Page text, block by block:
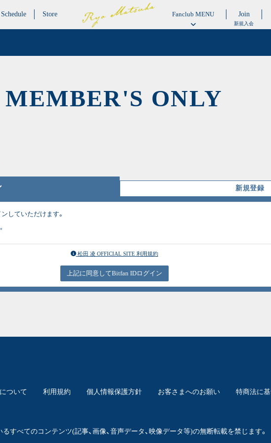
Schedule Store Fanclub MENU Join
新規入会
MEMBER'S ONLY
新規登録
していただけます。
松田 凌 OFFICIAL SITE 利用規約
上記に同意してBitfan IDログイン
ついて 利用規約 個人情報保護方針 お客さまへのお願い 特商法に
るすべてのコンテンツ(記事、画像、音声データ、映像データ等)の無断転載を禁じます。